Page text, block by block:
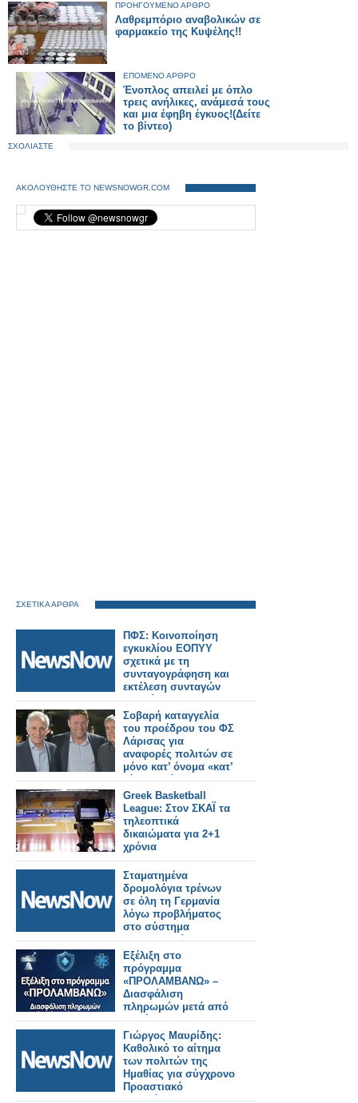
ΠΡΟΗΓΟΥΜΕΝΟ ΑΡΘΡΟ
Λαθρεμπόριο αναβολικών σε
φαρμακείο της Κυψέλης!!
ΕΠΟΜΕΝΟ ΑΡΘΡΟ
Ένοπλος απειλεί με όπλο
τρεις ανήλικες, ανάμεσά τους
και μια έφηβη έγκυος!(Δείτε
το βίντεο)
ΣΧΟΛΙΑΣΤΕ
ΑΚΟΛΟΥΘΗΣΤΕ ΤΟ NEWSNOWGR.COM
ΣΧΕΤΙΚΑ ΑΡΘΡΑ
ΠΦΣ: Κοινοποίηση
εγκυκλίου ΕΟΠΥΥ
σχετικά με τη
συνταγογράφηση και
εκτέλεση συνταγών
φαρμάκων για την
εξυπηρέτηση των
διακινούμενων
πολιτών
Σοβαρή καταγγελία
του προέδρου του ΦΣ
Λάρισας για
αναφορές πολιτών σε
μόνο κατ’ όνομα «κατ’
οίκον» διάθεση ΦΥΚ
Greek Basketball
League: Στον ΣΚΑΪ τα
τηλεοπτικά
δικαιώματα για 2+1
χρόνια
Σταματημένα
δρομολόγια τρένων
σε όλη τη Γερμανία
λόγω προβλήματος
στο σύστημα
επικοινωνιών.
Εξέλιξη στο
πρόγραμμα
«ΠΡΟΛΑΜΒΑΝΩ» –
Διασφάλιση
πληρωμών μετά από
παρέμβαση ΠΦΣ
Γιώργος Μαυρίδης:
Καθολικό το αίτημα
των πολιτών της
Ημαθίας για σύγχρονο
Προαστιακό
σιδηρόδρομο.